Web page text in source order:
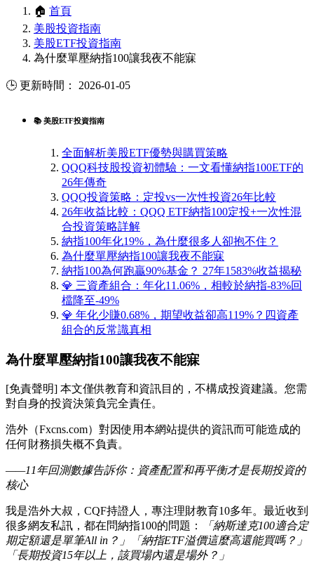
🏠 首頁
美股投資指南
美股ETF投資指南
為什麼單壓納指100讓我夜不能寐
🕒 更新時間： 2026-01-05
📚 美股ETF投資指南
全面解析美股ETF優勢與購買策略
QQQ科技股投資初體驗：一文看懂納指100ETF的
26年傳奇
QQQ投資策略：定投vs一次性投資26年比較
26年收益比較：QQQ ETF納指100定投+一次性混
合投資策略詳解
納指100年化19%，為什麼很多人卻抱不住？
為什麼單壓納指100讓我夜不能寐
納指100為何跑贏90%基金？ 27年1583%收益揭秘
💎 三資產組合：年化11.06%，相較於納指-83%回
檔降至-49%
💎 年化少賺0.68%，期望收益卻高119%？四資產
組合的反常識真相
為什麼單壓納指100讓我夜不能寐
[免責聲明] 本文僅供教育和資訊目的，不構成投資建議。您需
對自身的投資決策負完全責任。
浩外（Fxcns.com）對因使用本網站提供的資訊而可能造成的
任何財務損失概不負責。
——11年回測數據告訴你：資產配置和再平衡才是長期投資的
核心
我是浩外大叔，CQF持證人，專注理財教育10多年。最近收到
很多網友私訊，都在問納指100的問題：
「納斯達克100適合定
期定額還是單筆All in？」「納指ETF溢價這麼高還能買嗎？」
「長期投資15年以上，該買場內還是場外？」